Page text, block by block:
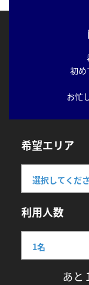
初め
お忙
希望エリア
利用人数
あと